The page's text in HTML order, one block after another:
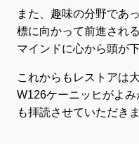
また、趣味の分野であ
標に向かって前進され
マインドに心から頭が
これからもレストアは
W126ケーニッヒがよ
も拝読させていただきま